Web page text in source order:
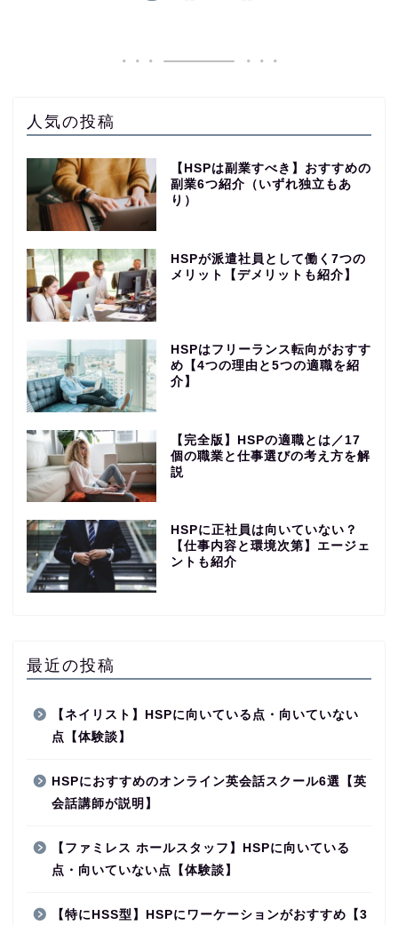
人気の投稿
【HSPは副業すべき】おすすめの
副業6つ紹介（いずれ独立もあ
り）
HSPが派遣社員として働く7つの
メリット【デメリットも紹介】
HSPはフリーランス転向がおすす
め【4つの理由と5つの適職を紹
介】
【完全版】HSPの適職とは／17
個の職業と仕事選びの考え方を解
説
HSPに正社員は向いていない？
【仕事内容と環境次第】エージェ
ントも紹介
最近の投稿
【ネイリスト】HSPに向いている点・向いていない
点【体験談】
HSPにおすすめのオンライン英会話スクール6選【英
会話講師が説明】
【ファミレス ホールスタッフ】HSPに向いている
点・向いていない点【体験談】
【特にHSS型】HSPにワーケーションがおすすめ【3